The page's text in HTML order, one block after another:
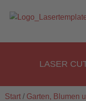
LASER
Start / Garten, Blumen